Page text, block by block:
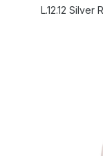
L.12.12 Silver